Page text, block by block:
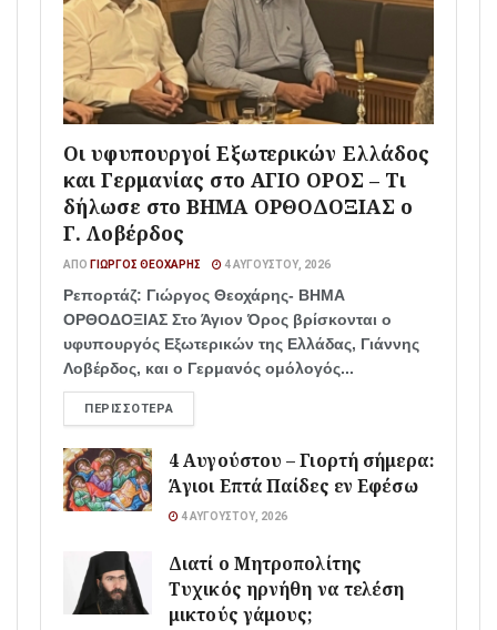
Οι υφυπουργοί Εξωτερικών Ελλάδος
και Γερμανίας στο ΑΓΙΟ ΟΡΟΣ – Τι
δήλωσε στο ΒΗΜΑ ΟΡΘΟΔΟΞΙΑΣ ο
Γ. Λοβέρδος
ΑΠΌ ΓΙΏΡΓΟΣ ΘΕΟΧΆΡΗΣ 4 ΑΥΓΟΎΣΤΟΥ, 2026
Ρεπορτάζ: Γιώργος Θεοχάρης- ΒΗΜΑ
ΟΡΘΟΔΟΞΙΑΣ Στο Άγιον Όρος βρίσκονται ο
υφυπουργός Εξωτερικών της Ελλάδας, Γιάννης
Λοβέρδος, και ο Γερμανός ομόλογός...
ΠΕΡΙΣΣΌΤΕΡΑ
4 Αυγούστου – Γιορτή σήμερα:
Άγιοι Επτά Παίδες εν Εφέσω
4 ΑΥΓΟΎΣΤΟΥ, 2026
Διατί ο Μητροπολίτης
Τυχικός ηρνήθη να τελέση
μικτούς γάμους;